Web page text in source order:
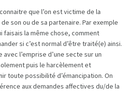
que l’on est victime de la
son ou de sa partenaire. Par exemple
faisais la même chose, comment
si c’est normal d’être traité(e) ainsi.
l’emprise d’une secte sur un
puis le harcèlement et
toute possibilité d’émancipation. On
aux demandes affectives du/de la